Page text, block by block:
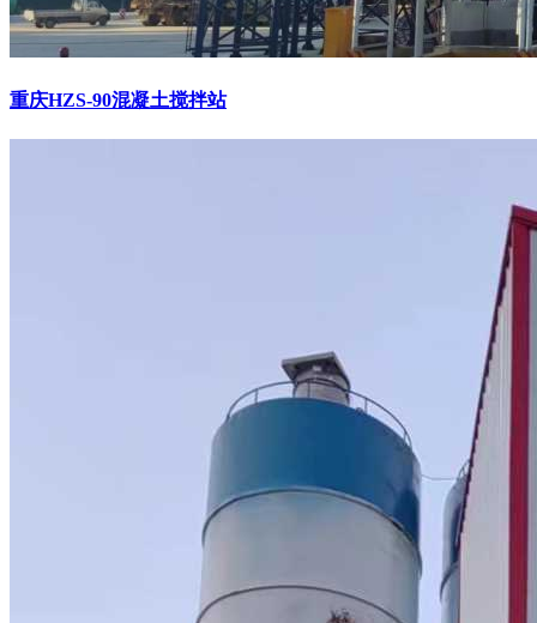
重庆HZS-90混凝土搅拌站